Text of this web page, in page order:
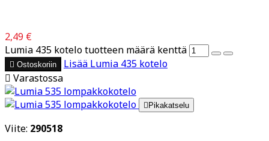
2,49 €
Lumia 435 kotelo tuotteen määrä kenttä
 Ostoskoriin Lisää Lumia 435 kotelo
 Varastossa
Pikakatselu
Viite: 290518